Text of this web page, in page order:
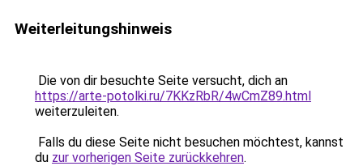
Weiterleitungshinweis
Die von dir besuchte Seite versucht, dich an
https://arte-potolki.ru/7KKzRbR/4wCmZ89.html
weiterzuleiten.
Falls du diese Seite nicht besuchen möchtest, kannst
du zur vorherigen Seite zurückkehren.